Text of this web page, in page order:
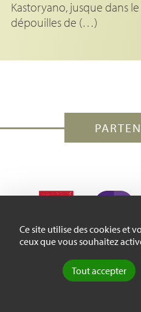
Ce site utilise des cookies et
ceux que vous souhaitez
Tout accepter
Kastoryano, jusque dans
dépouilles de (…)